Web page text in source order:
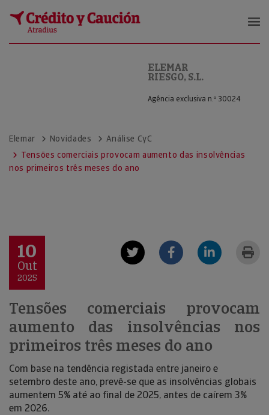
ELEMAR RIESGO, S.L.
ELEMAR
RIESGO, S.L.
Agência exclusiva n.º 30024
Elemar Novidades
Análise CyC
Tensões comerciais provocam aumento das insolvências
nos primeiros três meses do ano
10
Out
2025
Tensões comerciais provocam
aumento das insolvências nos
primeiros três meses do ano
Com base na tendência registada entre janeiro e
setembro deste ano, prevê-se que as insolvências globais
aumentem 5% até ao final de 2025, antes de caírem 3%
em 2026.